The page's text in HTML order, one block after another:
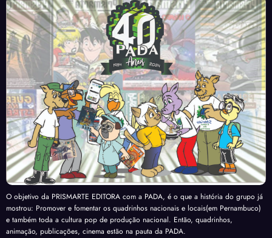
O objetivo da PRISMARTE EDITORA com a PADA, é o que a história do grupo já
mostrou: Promover e fomentar os quadrinhos nacionais e locais(em Pernambuco)
e também toda a cultura pop de produção nacional. Então, quadrinhos,
animação, publicações, cinema estão na pauta da PADA.